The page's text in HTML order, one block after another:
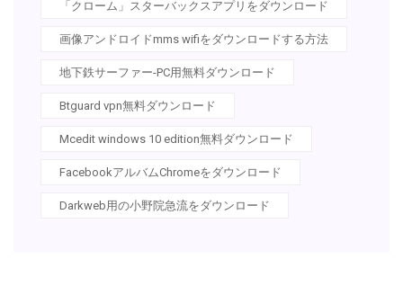
「クローム」スターバックスアプリをダウンロード
画像アンドロイドmms wifiをダウンロードする方法
地下鉄サーファー-PC用無料ダウンロード
Btguard vpn無料ダウンロード
Mcedit windows 10 edition無料ダウンロード
FacebookアルバムChromeをダウンロード
Darkweb用の小野院急流をダウンロード